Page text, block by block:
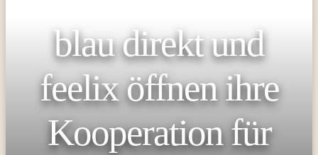
blau direkt und
feelix öffnen ihre
Kooperation für